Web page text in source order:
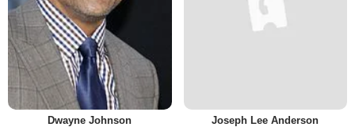
Dwayne Johnson Joseph Lee Anderson